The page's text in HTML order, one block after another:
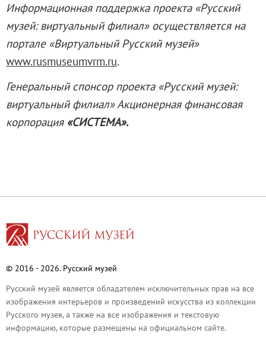
Рисунок
Декоративно-прикладное искусство
Народное искусство
Искусство новейших течений
Архив изображений
Современная фотография
Дар Петера и Ирене Людвиг
Буклеты
Ежегодные отчеты
Служба регионального развития Русского
Лекторий
Лекции
Абонементы
Информационная поддержка проекта «Русский
музей: виртуальный филиал» осуществляется на
портале «Виртуальный Русский музей»
www.rusmuseumvrm.ru.
Генеральный спонсор проекта «Русский музей:
виртуальный филиал» Акционерная финансовая
корпорация«СИСТЕМА».
© 2016 - 2026. Русский музей
Русский музей является обладателем исключительных прав на все
изображения интерьеров и произведений искусства из коллекции
Русского музея, а также на все изображения и текстовую
информацию, которые размещены на официальном сайте.